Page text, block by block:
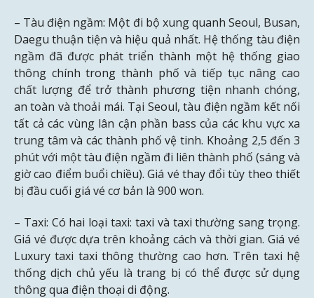
– Tàu điện ngầm: Một đi bộ xung quanh Seoul, Busan,
Daegu thuận tiện và hiệu quả nhất. Hệ thống tàu điện
ngầm đã được phát triển thành một hệ thống giao
thông chính trong thành phố và tiếp tục nâng cao
chất lượng để trở thành phương tiện nhanh chóng,
an toàn và thoải mái. Tại Seoul, tàu điện ngầm kết nối
tất cả các vùng lân cận phần bass của các khu vực xa
trung tâm và các thành phố vệ tinh. Khoảng 2,5 đến 3
phút với một tàu điện ngầm đi liên thành phố (sáng và
giờ cao điểm buổi chiều). Giá vé thay đổi tùy theo thiết
bị đầu cuối giá vé cơ bản là 900 won.
– Taxi: Có hai loại taxi: taxi và taxi thường sang trọng.
Giá vé được dựa trên khoảng cách và thời gian. Giá vé
Luxury taxi taxi thông thường cao hơn. Trên taxi hệ
thống dịch chủ yếu là trang bị có thể được sử dụng
thông qua điện thoại di động.